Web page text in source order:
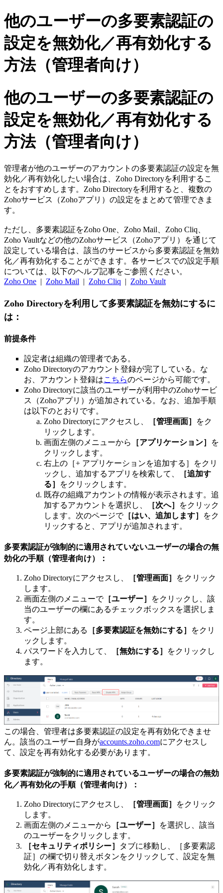
他のユーザーの多要素認証の
設定を無効化／再有効化する
方法（管理者向け）
他のユーザーの多要素認証の
設定を無効化／再有効化する
方法（管理者向け）
管理者が他のユーザーのアカウントの多要素認証の設定を無
効化／再有効化したい場合は、Zoho Directoryを利用するこ
とをおすすめします。Zoho Directoryを利用すると、複数の
Zohoサービス（Zohoアプリ）の設定をまとめて管理できま
す。
ただし、多要素認証をZoho One、Zoho Mail、Zoho Cliq、
Zoho Vaultなどの他のZohoサービス（Zohoアプリ）を通じて
設定している場合は、該当のサービスから多要素認証を無効
化／再有効化することができます。各サービスでの設定手順
については、以下のヘルプ記事をご参照ください。
Zoho One | Zoho Mail | Zoho Cliq | Zoho Vault
Zoho Directoryを利用して多要素認証を無効にするに
は：
前提条件
設定者は組織の管理者である。
Zoho Directoryのアカウント登録が完了している。な
お、アカウント登録はこちらのページから可能です。
Zoho Directoryに該当のユーザーが利用中のZohoサービ
ス（Zohoアプリ）が追加されている。なお、追加手順
は以下のとおりです。
Zoho Directoryにアクセスし、
［管理画面］
をク
リックします。
画面左側のメニューから
［アプリケーション］
を
クリックします。
右上の［+ アプリケーションを追加する］をクリ
ックし、追加するアプリを検索して、
［追加す
る］
をクリックします。
既存の組織アカウントの情報が表示されます。追
加するアカウントを選択し、
［次へ］
をクリック
します。次のページで［はい、追加します］
をク
リックすると、アプリが追加されます。
多要素認証が強制的に適用されていないユーザーの場合の無
効化の手順（管理者向け）：
Zoho Directoryにアクセスし、 ［管理画面］
をクリック
します。
画面左側のメニューで［ユーザー］
をクリックし、該
当のユーザーの欄にあるチェックボックスを選択しま
す。
ページ上部にある
［多要素認証を無効にする］
をクリ
ックします。
パスワードを入力して、
［無効にする］
をクリックし
ます。
この場合、管理者は多要素認証の設定を再有効化できませ
ん。該当のユーザー自身がaccounts.zoho.comにアクセスし
て、設定を再有効化する必要があります。
多要素認証が強制的に適用されているユーザーの場合の無効
化／再有効化の手順（管理者向け）：
Zoho Directoryにアクセスし、 ［管理画面］
をクリック
します。
画面左側のメニューから
［ユーザー］
を選択し、該当
のユーザーをクリックします。
［セキュリティポリシー］
タブに移動し、［多要素認
証］の欄で切り替えボタンをクリックして、設定を無
効化／再有効化します。